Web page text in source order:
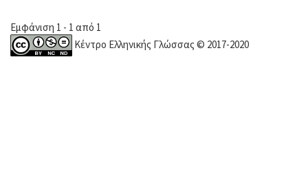
Εμφάνιση 1 - 1 από 1
Κέντρο Ελληνικής Γλώσσας © 2017-2020